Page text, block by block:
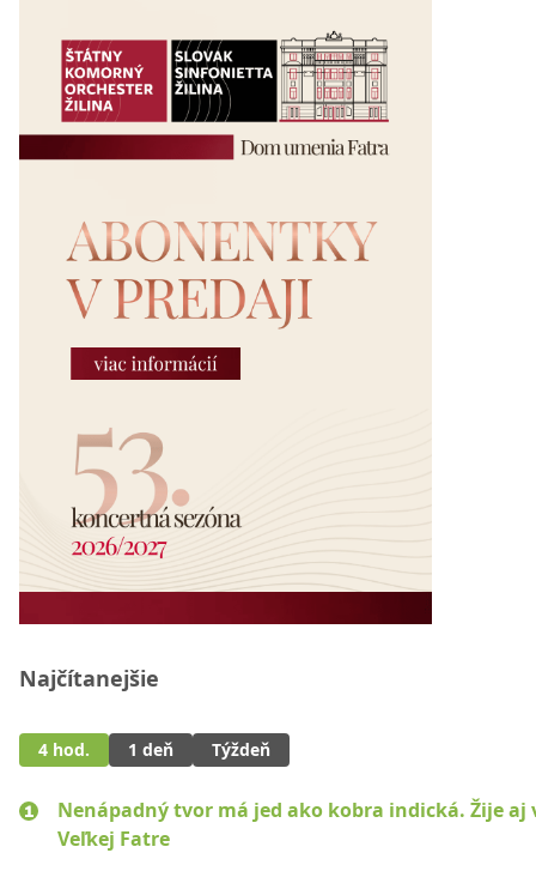
Najčítanejšie
4 hod. 1 deň Týždeň
Nenápadný tvor má jed ako kobra indická. Žije aj
Veľkej Fatre